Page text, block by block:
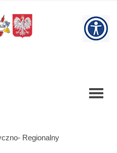
Regionalny